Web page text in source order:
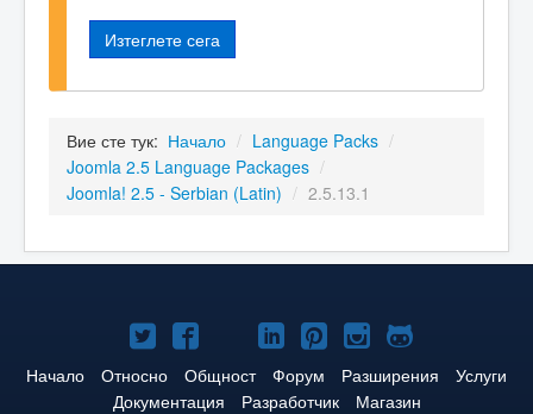
Изтеглете сега
Вие сте тук: Начало / Language Packs /
Joomla 2.5 Language Packages /
Joomla! 2.5 - Serbian (Latin) / 2.5.13.1
Joomla!
в
Joomla!
във
Joomla!
в
Joomla!
в
Joomla!
в
Joomla!
в
Joomla!
в
Начало Относно Общност Форум Разширения
Услуги
Документация
Разработчик Магазин